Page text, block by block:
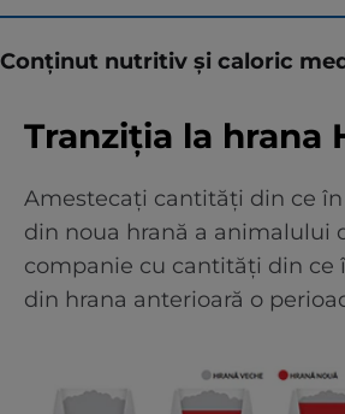
Conținut nutritiv și caloric
Tranziția la hrana
Amestecați cantități din ce
din noua hrană a animalului
companie cu cantități din ce
din hrana anterioară o